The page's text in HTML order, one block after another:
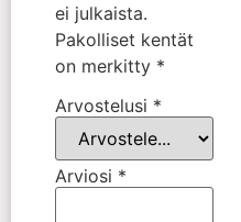
ei julkaista.
Pakolliset kentät
on merkitty *
Arvostelusi *
Arviosi *